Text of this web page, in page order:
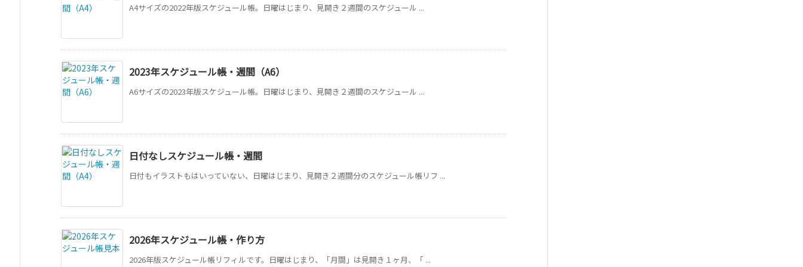
A4サイズの2022年版スケジュール帳。日曜はじまり、見開き２週間のスケジュール ...
2023年スケジュール帳・週間（A6）
A6サイズの2023年版スケジュール帳。日曜はじまり、見開き２週間のスケジュール ...
日付なしスケジュール帳・週間
日付もイラストもはいっていない、日曜はじまり、見開き２週間分のスケジュール帳リフ ...
2026年スケジュール帳・作り方
2026年版スケジュール帳リフィルです。日曜はじまり、「月間」は見開き１ヶ月、「 ...